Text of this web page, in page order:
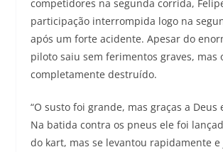
competidores na segunda corrida,
participação interrompida logo na
após um forte acidente. Apesar do
piloto saiu sem ferimentos graves, mas
completamente destruído.
“O susto foi grande, mas graças a Deus
Na batida contra os pneus ele foi
do kart, mas se levantou rapidamente